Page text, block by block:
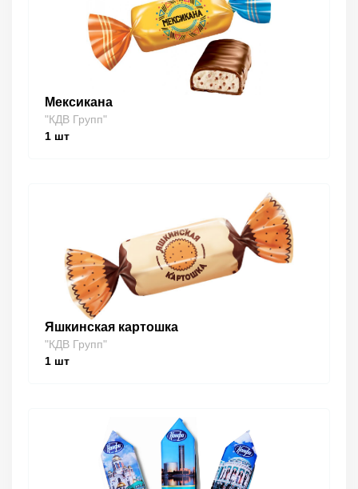
Мексикана
"КДВ Групп"
1 шт
Яшкинская картошка
"КДВ Групп"
1 шт